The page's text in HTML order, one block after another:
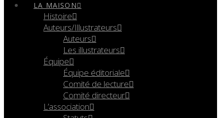
LA MAISON
Histoire
Auteurs/Illustrateurs
Auteurs
Les illustrateurs
Équipe
Équipe éditoriale
Comité de lecture
Comité directeur
L’association